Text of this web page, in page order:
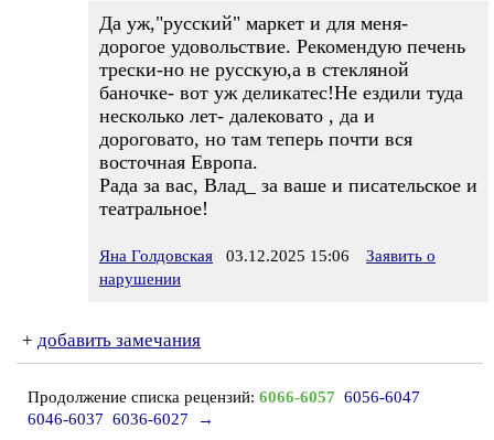
Да уж,"русский" маркет и для меня-
дорогое удовольствие. Рекомендую печень
трески-но не русскую,а в стекляной
баночке- вот уж деликатес!Не ездили туда
несколько лет- далековато , да и
дороговато, но там теперь почти вся
восточная Европа.
Рада за вас, Влад_ за ваше и писательское и
театральное!
Яна Голдовская 03.12.2025 15:06
Заявить о
нарушении
+ добавить замечания
Продолжение списка рецензий: 6066-6057 6056-6047
6046-6037 6036-6027 →